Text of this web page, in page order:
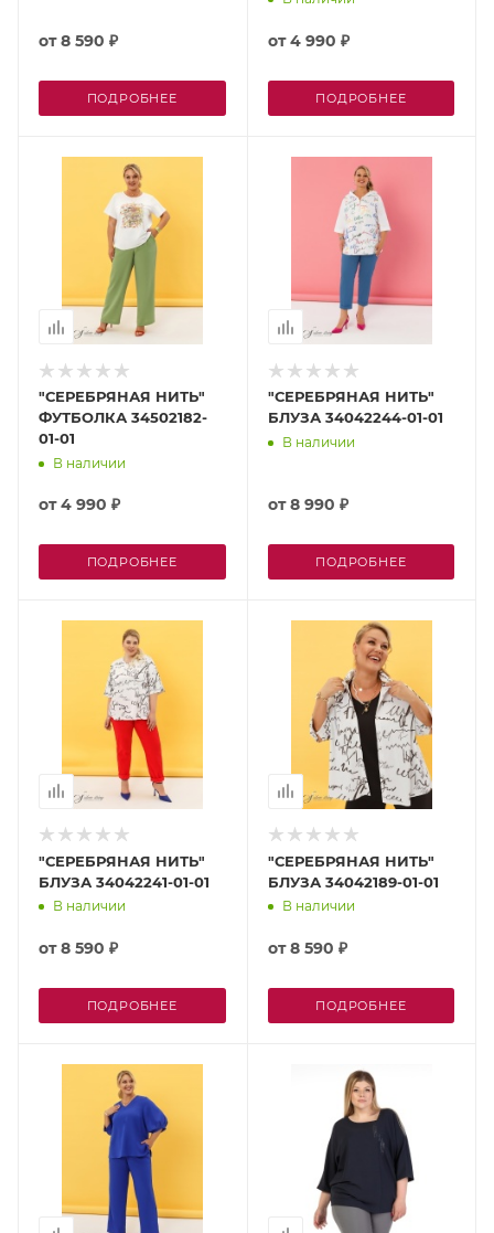
от8 590 ₽
ПОДРОБНЕЕ
от4 990 ₽
ПОДРОБНЕЕ
"СЕРЕБРЯНАЯ НИТЬ"
ФУТБОЛКА 34502182-
01-01
В наличии
от4 990 ₽
ПОДРОБНЕЕ
"СЕРЕБРЯНАЯ НИТЬ"
БЛУЗА 34042244-01-01
В наличии
от8 990 ₽
ПОДРОБНЕЕ
"СЕРЕБРЯНАЯ НИТЬ"
БЛУЗА 34042241-01-01
В наличии
от8 590 ₽
ПОДРОБНЕЕ
"СЕРЕБРЯНАЯ НИТЬ"
БЛУЗА 34042189-01-01
В наличии
от8 590 ₽
ПОДРОБНЕЕ